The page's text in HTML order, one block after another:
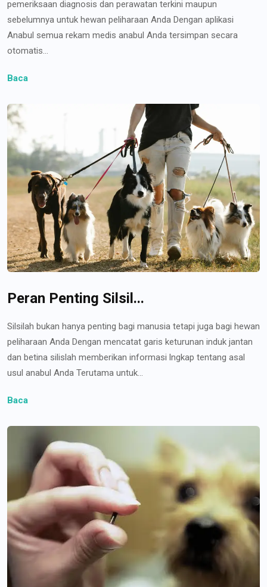
pemeriksaan diagnosis dan perawatan terkini maupun
sebelumnya untuk hewan peliharaan Anda Dengan aplikasi
Anabul semua rekam medis anabul Anda tersimpan secara
otomatis...
Baca
Peran Penting Silsil...
Silsilah bukan hanya penting bagi manusia tetapi juga bagi hewan
peliharaan Anda Dengan mencatat garis keturunan induk jantan
dan betina silislah memberikan informasi lngkap tentang asal
usul anabul Anda Terutama untuk...
Baca